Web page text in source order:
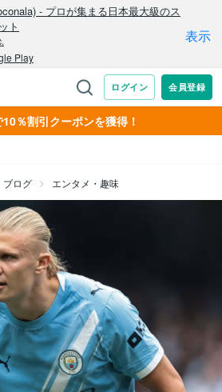
％割引クーポンを獲得！
ブログ エンタメ・趣味